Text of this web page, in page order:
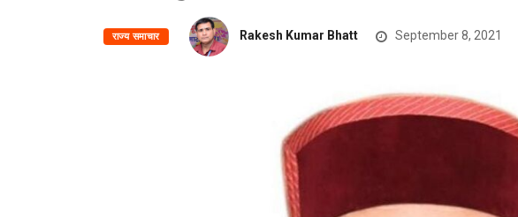
राज्य समाचार Rakesh Kumar Bhatt September 8, 2021